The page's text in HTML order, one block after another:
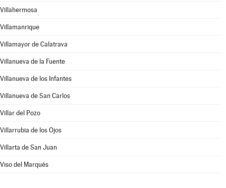
Villahermosa
Villamanrique
Villamayor de Calatrava
Villanueva de la Fuente
Villanueva de los Infantes
Villanueva de San Carlos
Villar del Pozo
Villarrubia de los Ojos
Villarta de San Juan
Viso del Marqués